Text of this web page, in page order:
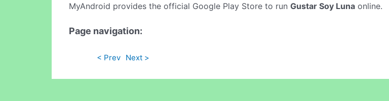
MyAndroid provides the official Google Play Store to run Gustar Soy Luna online.
Page navigation:
< Prev Next >